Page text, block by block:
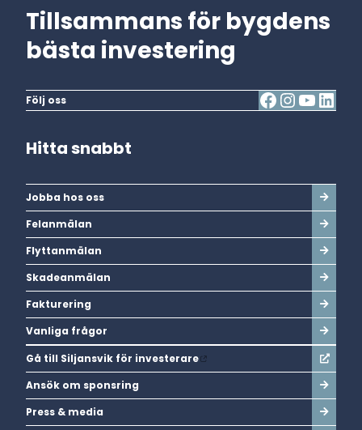
Tillsammans för bygdens
bästa investering
Följ oss
Hitta snabbt
Jobba hos oss
Felanmälan
Flyttanmälan
Skadeanmälan
Fakturering
Vanliga frågor
Gå till Siljansvik för investerare
Ansök om sponsring
Press & media